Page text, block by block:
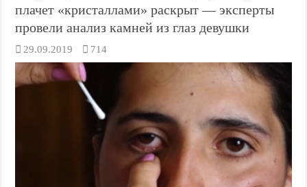
плачет «кристаллами» раскрыт — эксперты
провели анализ камней из глаз девушки
29.09.2019 714